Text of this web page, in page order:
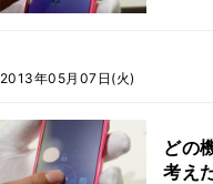
2013年05月07日(火)
どの
考え